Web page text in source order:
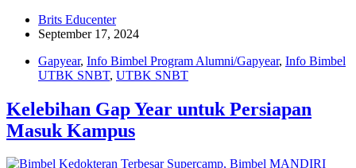
Brits Educenter
September 17, 2024
Gapyear, Info Bimbel Program Alumni/Gapyear, Info Bimbel
UTBK SNBT, UTBK SNBT
Kelebihan Gap Year untuk Persiapan
Masuk Kampus